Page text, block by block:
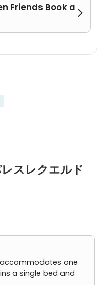
Friends Book a 
one person. It usually
スレクエルド
one
a single bed and